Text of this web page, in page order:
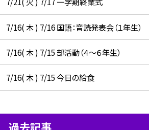
7/16( 木 ) 7/16 国語：音読発表会（１年生）
7/16( 木 ) 7/15 部活動（４～６年生）
7/16( 木 ) 7/15 今日の給食